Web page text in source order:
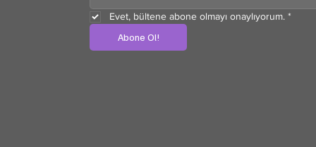
Evet, bültene abone olmayı onaylıyorum. *
Abone Ol!